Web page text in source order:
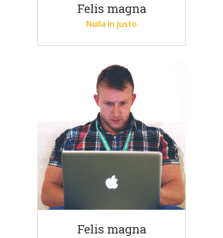
Felis magna
Nulla in justo
Felis magna